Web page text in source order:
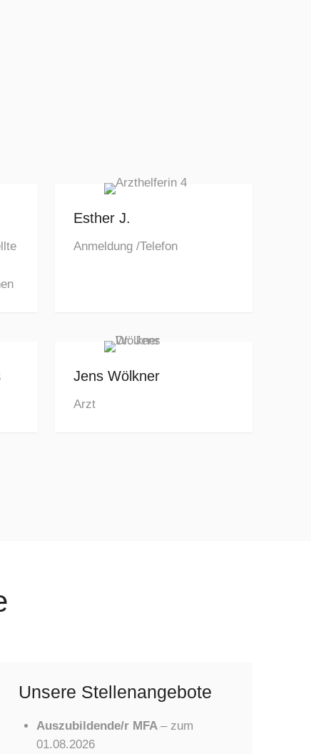
Esther J.
Anmeldung /Telefon
Jens Wölkner
Arzt
Unsere Stellenangebote
Auszubildende/r MFA – zum
01.08.2026